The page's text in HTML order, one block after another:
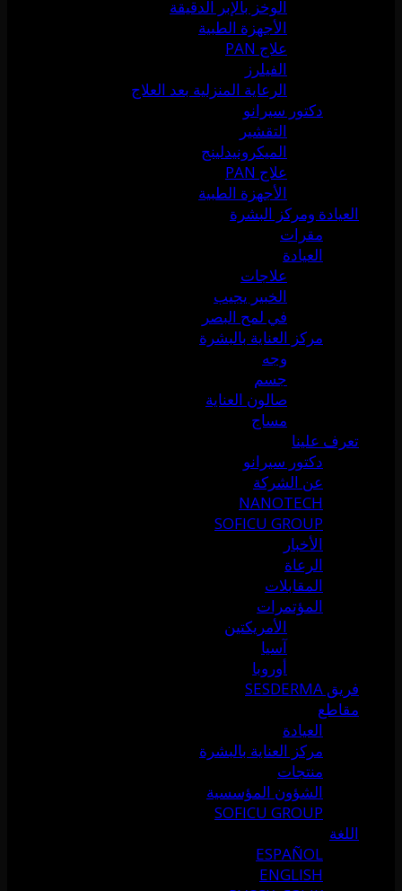
الوخز بالإبر الدقيقة
الأجهزة الطبية
علاج PAN
الفيلرز
الرعاية المنزلية بعد العلاج
دكتور سيرانو
التقشير
الميكرونيدلينج
علاج PAN
الأجهزة الطبية
العيادة ومركز البشرة
مقرات
العيادة
علاجات
الخبير يجيب
في لمح البصر
مركز العناية بالبشرة
وجه
جسم
صالون العناية
مساج
تعرف علينا
دكتور سيرانو
عن الشركة
NANOTECH
SOFICU GROUP
الأخبار
الرعاة
المقابلات
المؤتمرات
الأمريكتين
آسيا
أوروبا
فريق SESDERMA
مقاطع
العيادة
مركز العناية بالبشرة
منتجات
الشؤون المؤسسية
SOFICU GROUP
اللغة
ESPAÑOL
ENGLISH